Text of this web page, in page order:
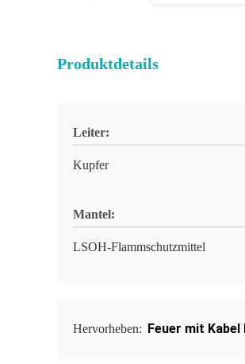
Produktdetails
Leiter:
Kupfer
Mantel:
LSOH-Flammschutzmittel
Hervorheben: Feuer mit